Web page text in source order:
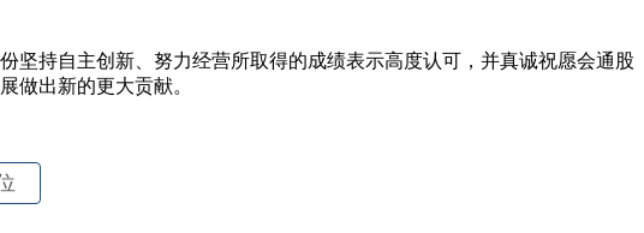
坚持自主创新、努力经营所取得的成绩表示高度认可，并真诚祝愿会通股
做出新的更大贡献。